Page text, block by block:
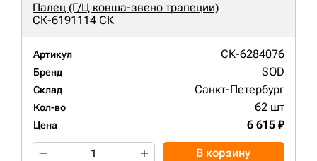
Палец (Г/Ц ковша-звено трапеции)
СК-6191114 СК
Артикул СК-6284076
Бренд SOD
Склад Санкт-Петербург
Кол-во 62 шт
Цена 6 615 ₽
В корзину